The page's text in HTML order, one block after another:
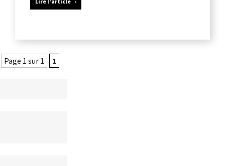
Page 1 sur 1 1